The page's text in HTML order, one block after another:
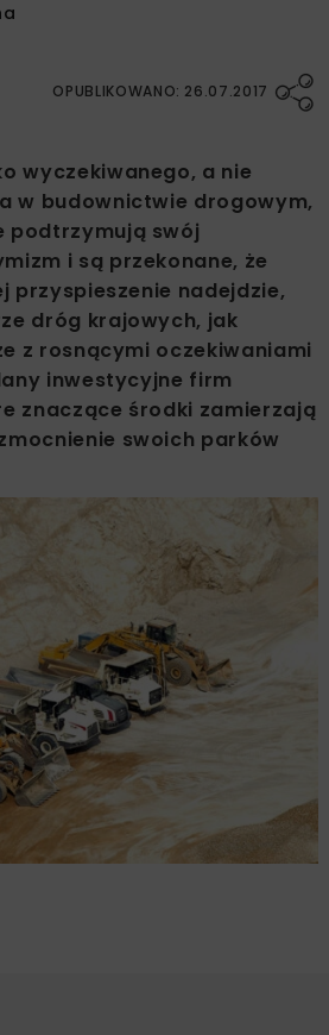
OPUBLIKOWANO: 26.07.2017
wyczekiwanego, a nie
w budownictwie drogowym,
podtrzymują swój
i są przekonane, że
przyspieszenie nadejdzie,
dróg krajowych, jak
z rosnącymi oczekiwaniami
inwestycyjne firm
znaczące środki zamierzają
swoich parków